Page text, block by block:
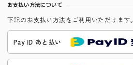
お支払い方法について
下記のお支払い方法をご利用いただけます。
Pay ID あと払い